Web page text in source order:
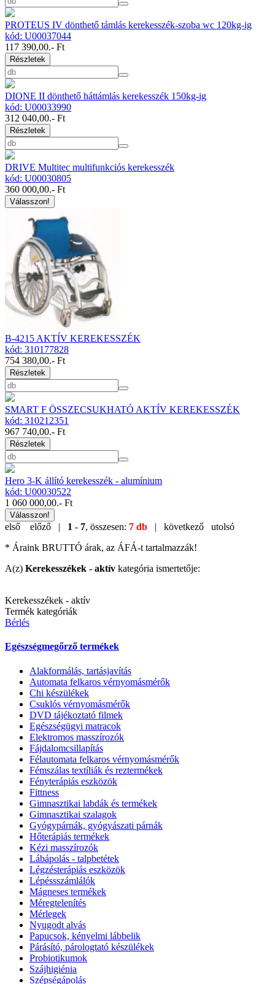
PROTEUS IV dönthető támlás kerekesszék-szoba wc 120kg-ig
kód: U00037044
117 390,00.- Ft
Részletek
DIONE II dönthető háttámlás kerekesszék 150kg-ig
kód: U00033990
312 040,00.- Ft
Részletek
DRIVE Multitec multifunkciós kerekesszék
kód: U00030805
360 000,00.- Ft
Válasszon!
B-4215 AKTÍV KEREKESSZÉK
kód: 310177828
754 380,00.- Ft
Részletek
SMART F ÖSSZECSUKHATÓ AKTÍV KEREKESSZÉK
kód: 310212351
967 740,00.- Ft
Részletek
Hero 3-K állító kerekesszék - alumínium
kód: U00030522
1 060 000,00.- Ft
Válasszon!
első előző | 1 - 7, összesen: 7 db | következő
utolsó
* Áraink BRUTTÓ árak, az ÁFÁ-t tartalmazzák!
A(z) Kerekesszékek - aktív kategória ismertetője:
Kerekesszékek - aktív
Termék kategóriák
Bérlés
Egészségmegőrző termékek
Alakformálás, tartásjavítás
Automata felkaros vérnyomásmérők
Chi készülékek
Csuklós vérnyomásmérők
DVD tájékoztató filmek
Egészségügyi matracok
Elektromos masszírozók
Fájdalomcsillapítás
Félautomata felkaros vérnyomásmérők
Fémszálas textíliák és reztermékek
Fényterápiás eszközök
Fittness
Gimnasztikai labdák és termékek
Gimnasztikai szalagok
Gyógypárnák, gyógyászati párnák
Hőterápiás termékek
Kézi masszírozók
Lábápolás - talpbetétek
Légzésterápiás eszközök
Lépéssszámlálók
Mágneses termékek
Méregtelenítés
Mérlegek
Nyugodt alvás
Papucsok, kényelmi lábbelik
Párásító, párologtató készülékek
Probiotikumok
Szájhigiénia
Szépségápolás